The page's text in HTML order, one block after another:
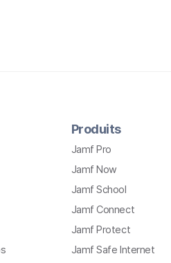
Produits
Jamf Pro
Jamf Now
Jamf School
Jamf Connect
Jamf Protect
Jamf Safe Internet